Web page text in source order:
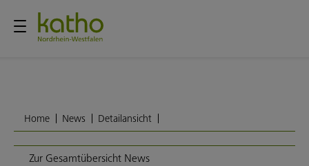
Home News Detailansicht
Zur Gesamtübersicht News